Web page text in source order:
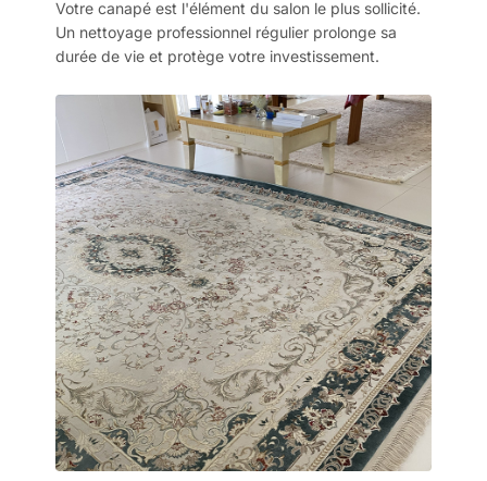
Votre canapé est l'élément du salon le plus sollicité.
Un nettoyage professionnel régulier prolonge sa
durée de vie et protège votre investissement.